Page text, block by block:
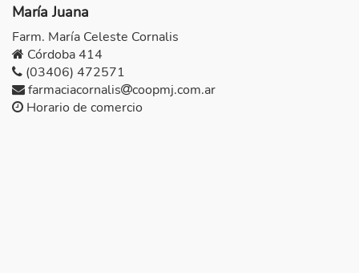
María Juana
Farm. María Celeste Cornalis
Córdoba 414
(03406) 472571
farmaciacornalis
coopmj.com.ar
Horario de comercio